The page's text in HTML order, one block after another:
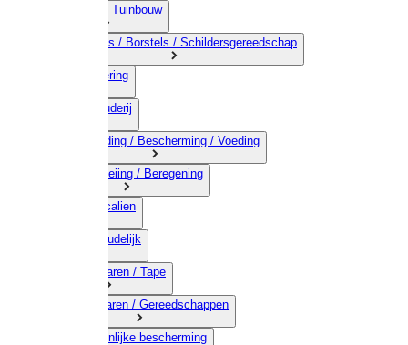
01) Land-& Tuinbouw
02) Bezems / Borstels / Schildersgereedschap
03) Afrastering
04) Veehouderij
05) Bestrijding / Bescherming / Voeding
06) Besproeiing / Beregening
07) Chemicalien
08) Huishoudelijk
09) Touwwaren / Tape
10) IJzerwaren / Gereedschappen
11) Persoonlijke bescherming